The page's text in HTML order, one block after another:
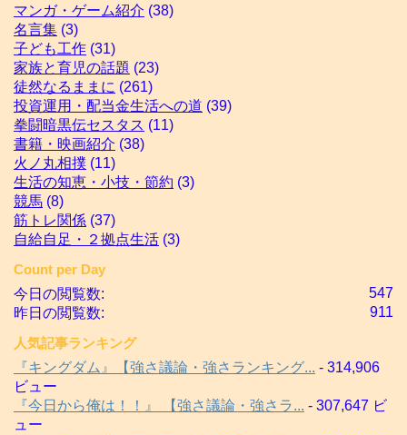
マンガ・ゲーム紹介 (38)
名言集 (3)
子ども工作 (31)
家族と育児の話題 (23)
徒然なるままに (261)
投資運用・配当金生活への道 (39)
拳闘暗黒伝セスタス (11)
書籍・映画紹介 (38)
火ノ丸相撲 (11)
生活の知恵・小技・節約 (3)
競馬 (8)
筋トレ関係 (37)
自給自足・２拠点生活 (3)
Count per Day
547
今日の閲覧数:
911
昨日の閲覧数:
人気記事ランキング
『キングダム』【強さ議論・強さランキング... - 314,906
ビュー
『今日から俺は！！』 【強さ議論・強さラ... - 307,647 ビ
ュー